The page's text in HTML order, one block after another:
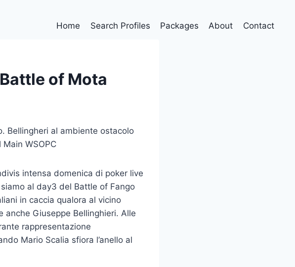
Home Search Profiles Packages About Contact
of Mota
Bellingheri al ambiente ostacolo
WSOPC
intensa domenica di poker live
al day3 del Battle of Fango
in caccia qualora al vicino
anche Giuseppe Bellinghieri. Alle
rappresentazione
Mario Scalia sfiora l’anello al